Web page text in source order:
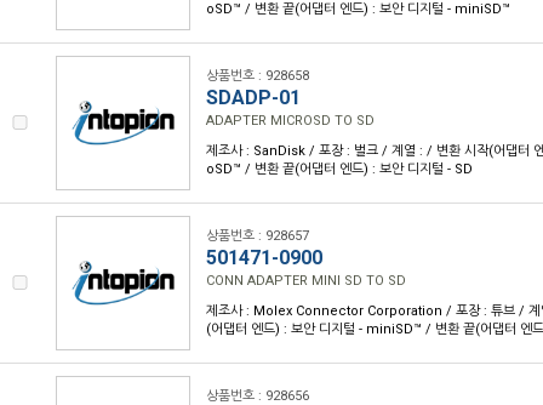
oSD™ / 변환 끝(어댑터 엔드) : 보안 디지털 - miniSD™
상품번호 : 928658
SDADP-01
ADAPTER MICROSD TO SD
제조사 : SanDisk / 포장 : 벌크 / 계열 : / 변환 시작(어댑터
oSD™ / 변환 끝(어댑터 엔드) : 보안 디지털 - SD
상품번호 : 928657
501471-0900
CONN ADAPTER MINI SD TO SD
제조사 : Molex Connector Corporation / 포장 : 튜브 / 계
(어댑터 엔드) : 보안 디지털 - miniSD™ / 변환 끝(어댑터 엔
상품번호 : 928656